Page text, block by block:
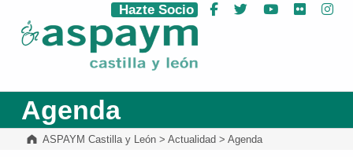
ASPAYM Castilla y León
Hazte Socio Facebook
Twitter YouTube
Flickr
Agenda
ASPAYM Castilla y León> Actualidad > Agenda